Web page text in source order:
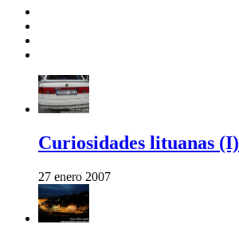
Curiosidades lituanas (I)
27 enero 2007